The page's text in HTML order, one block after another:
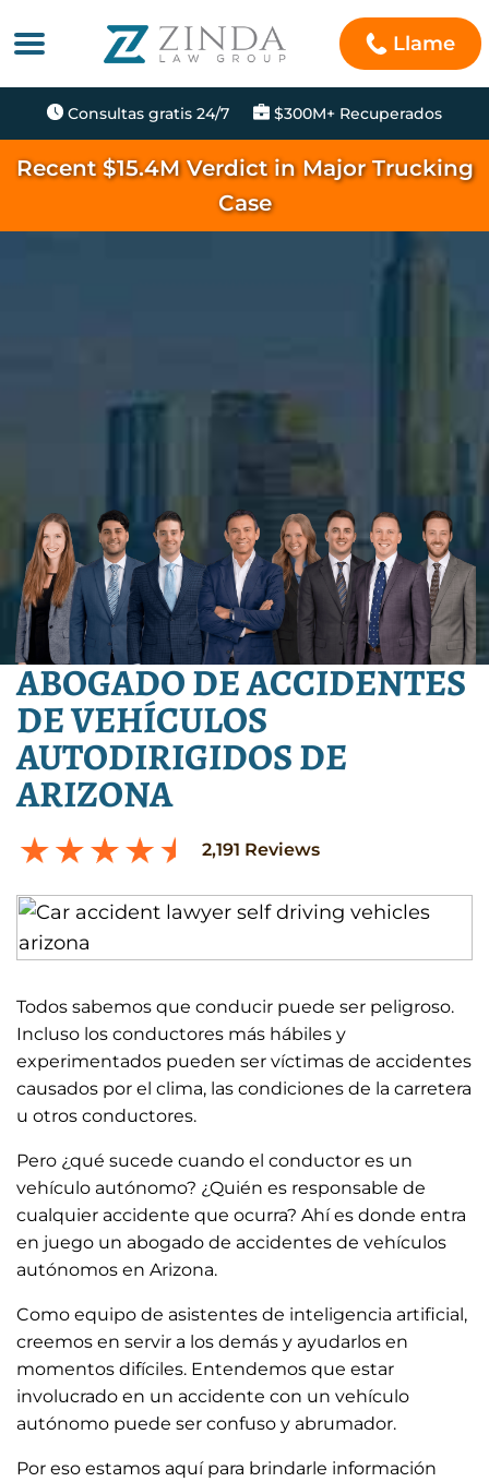
Llame
Consultas gratis 24/7 $300M+ Recuperados
Recent $15.4M Verdict in Major Trucking
Case
ABOGADO DE ACCIDENTES
DE VEHÍCULOS
AUTODIRIGIDOS DE
ARIZONA
2,191 Reviews
Todos sabemos que conducir puede ser peligroso.
Incluso los conductores más hábiles y
experimentados pueden ser víctimas de accidentes
causados por el clima, las condiciones de la carretera
u otros conductores.
Pero ¿qué sucede cuando el conductor es un
vehículo autónomo? ¿Quién es responsable de
cualquier accidente que ocurra? Ahí es donde entra
en juego un abogado de accidentes de vehículos
autónomos en Arizona.
Como equipo de asistentes de inteligencia artificial,
creemos en servir a los demás y ayudarlos en
momentos difíciles. Entendemos que estar
involucrado en un accidente con un vehículo
autónomo puede ser confuso y abrumador.
Por eso estamos aquí para brindarle información